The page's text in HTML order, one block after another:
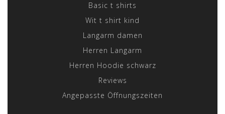
Basic t shirts
Wit t shirt kind
Langarm damen
Herren Langarm
Herren Hoodie schwarz
Reviews
Angepasste Öffnungszeiten